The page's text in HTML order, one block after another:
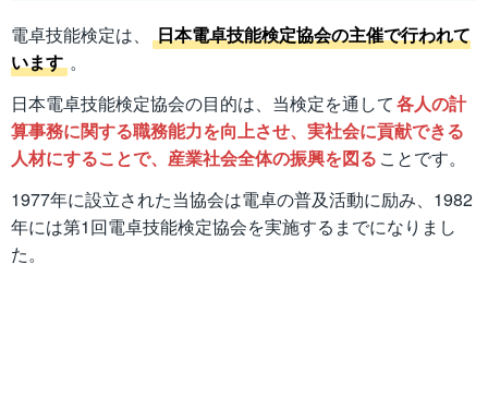
電卓技能検定は、
日本電卓技能検定協会の主催で行われて
います 。
日本電卓技能検定協会の目的は、当検定を通して各人の計
算事務に関する職務能力を向上させ、実社会に貢献できる
人材にすることで、産業社会全体の振興を図る ことです。
1977年に設立された当協会は電卓の普及活動に励み、1982
年には第1回電卓技能検定協会を実施するまでになりまし
た。